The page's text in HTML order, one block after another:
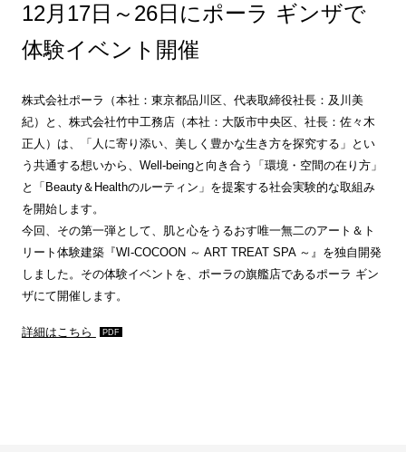
12月17日～26日にポーラ ギンザで
体験イベント開催
株式会社ポーラ（本社：東京都品川区、代表取締役社長：及川美
紀）と、株式会社竹中工務店（本社：大阪市中央区、社長：佐々木
正人）は、「人に寄り添い、美しく豊かな生き方を探究する」とい
う共通する想いから、Well-beingと向き合う「環境・空間の在り方」
と「Beauty＆Healthのルーティン」を提案する社会実験的な取組み
を開始します。
今回、その第一弾として、肌と心をうるおす唯一無二のアート＆ト
リート体験建築『WI-COCOON ～ ART TREAT SPA ～』を独自開発
しました。その体験イベントを、ポーラの旗艦店であるポーラ ギン
ザにて開催します。
詳細はこちら